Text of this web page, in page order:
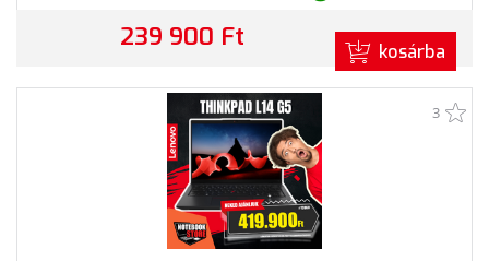
239 900 Ft kosárba
3